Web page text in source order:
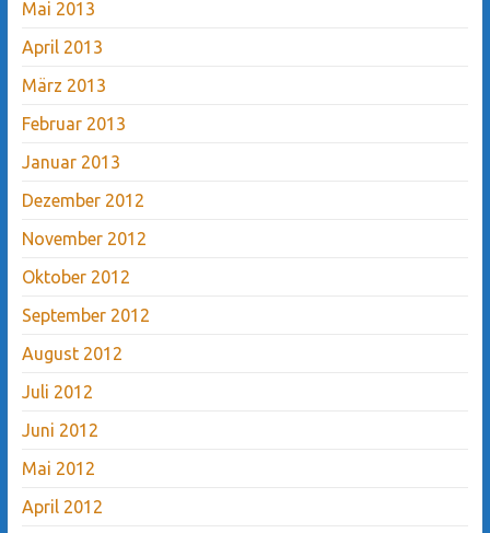
Mai 2013
April 2013
März 2013
Februar 2013
Januar 2013
Dezember 2012
November 2012
Oktober 2012
September 2012
August 2012
Juli 2012
Juni 2012
Mai 2012
April 2012